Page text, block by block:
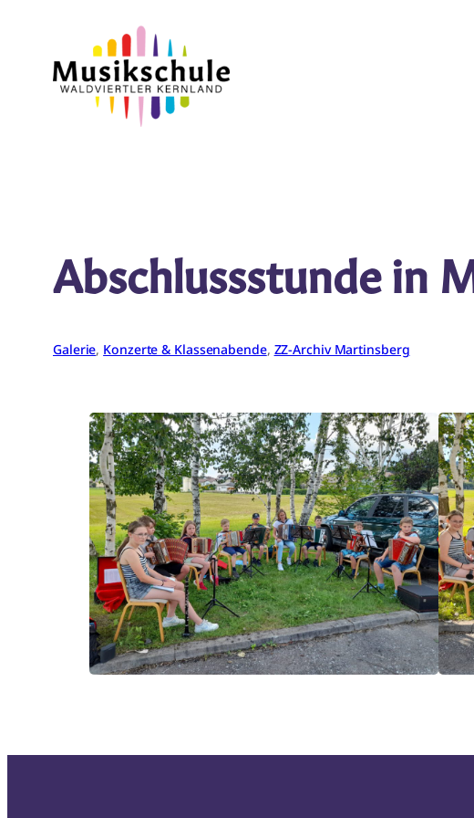
springen
Abschlussstunde in
Galerie, Konzerte & Klassenabende, ZZ-Archiv Martinsberg